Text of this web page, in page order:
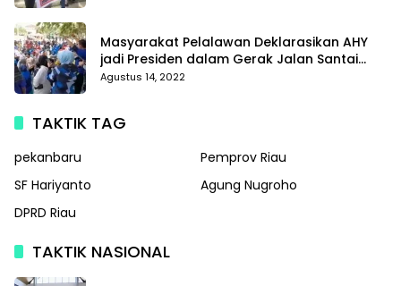
Masyarakat Pelalawan Deklarasikan AHY
jadi Presiden dalam Gerak Jalan Santai
Partai Demokrat
Agustus 14, 2022
TAKTIK TAG
pekanbaru
Pemprov Riau
SF Hariyanto
Agung Nugroho
DPRD Riau
TAKTIK NASIONAL